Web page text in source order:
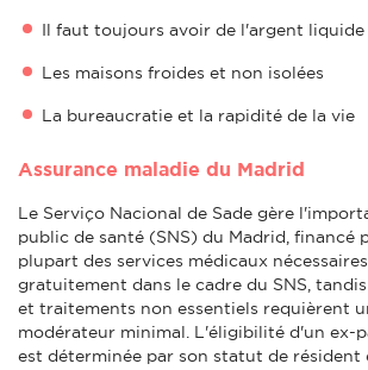
Il faut toujours avoir de l'argent liquide
Les maisons froides et non isolées
La bureaucratie et la rapidité de la vie
Assurance maladie du Madrid
Le Serviço Nacional de Sade gère
public de santé (SNS) du Madrid, financé
plupart des services médicaux
gratuitement dans le cadre du SNS,
et traitements non essentiels requièrent
modérateur minimal. L'éligibilité d'un ex-
est déterminée par son statut de résident